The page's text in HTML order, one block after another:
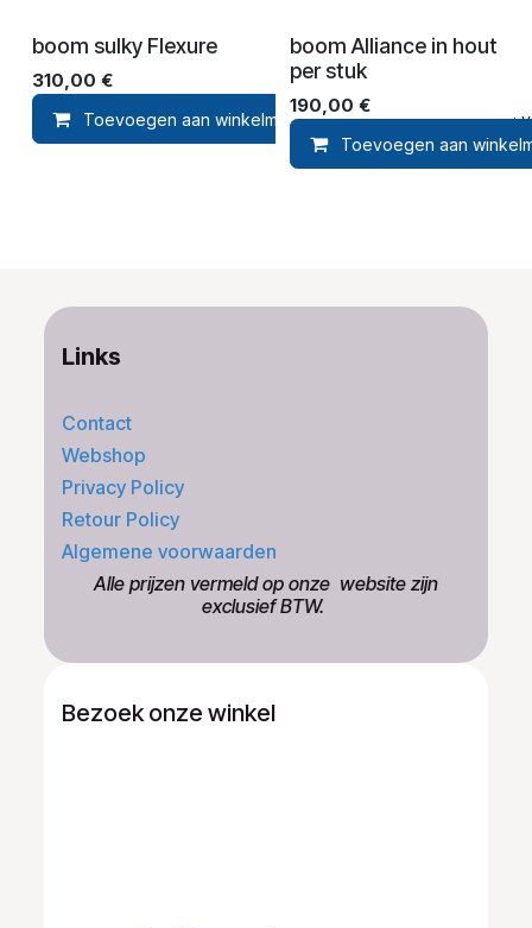
boom sulky Flexure
310,00 €
Toevoegen aan winkelmandje Toevoegen aan
boom Alliance in hout
per stuk
190,00 €
Toevoegen aan
Links
Contact
Webshop
Privacy Policy
Retour Policy
Algemene voorwaarden
​Alle prijzen vermeld op onze ​website zijn
exclusief BTW.
Bezoek onze winkel